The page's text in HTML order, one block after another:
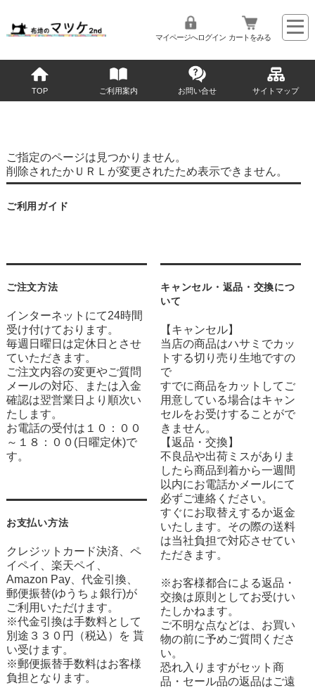
マイページへログイン カートをみる
TOP ご利用案内 お問い合せ サイトマップ
ご指定のページは見つかりません。
削除されたかＵＲＬが変更されたため表示できません。
ご利用ガイド
ご注文方法
インターネットにて24時間
受け付けております。
毎週日曜日は定休日とさせ
ていただきます。
ご注文内容の変更やご質問
メールの対応、または入金
確認は翌営業日より順次い
たします。
お電話の受付は１０：００
～１８：００(日曜定休)で
す。
お支払い方法
クレジットカード決済、ペ
イペイ、楽天ペイ、
Amazon Pay、代金引換、
郵便振替(ゆうちょ銀行)が
ご利用いただけます。
※代金引換は手数料として
別途３３０円（税込）を 貰
い受けます。
※郵便振替手数料はお客様
負担となります。
キャンセル・返品・交換につ
いて
【キャンセル】
当店の商品はハサミでカッ
トする切り売り生地ですの
で
すでに商品をカットしてご
用意している場合はキャン
セルをお受けすることがで
きません。
【返品・交換】
不良品や出荷ミスがありま
したら商品到着から一週間
以内にお電話かメールにて
必ずご連絡ください。
すぐにお取替えするか返金
いたします。その際の送料
は当社負担で対応させてい
ただきます。
※お客様都合による返品・
交換は原則としてお受けい
たしかねます。
ご不明な点などは、お買い
物の前に予めご質問くださ
い。
恐れ入りますがセット商
品・セール品の返品はご遠